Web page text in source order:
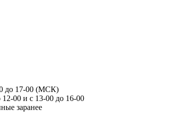
до 17-00 (МСК)
12-00 и с 13-00 до 16-00
заранее